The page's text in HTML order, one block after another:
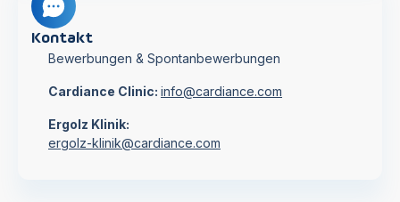
Kontakt
Bewerbungen & Spontanbewerbungen
Cardiance Clinic: info@cardiance.com
Ergolz Klinik:
ergolz-klinik@cardiance.com